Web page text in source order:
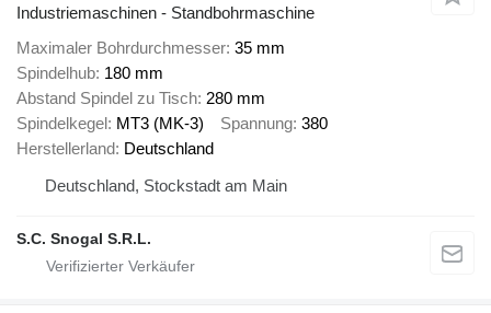
Industriemaschinen - Standbohrmaschine
Maximaler Bohrdurchmesser 35 mm
Spindelhub 180 mm
Abstand Spindel zu Tisch 280 mm
Spindelkegel MT3 (MK-3) Spannung 380
Herstellerland Deutschland
Deutschland, Stockstadt am Main
S.C. Snogal S.R.L.